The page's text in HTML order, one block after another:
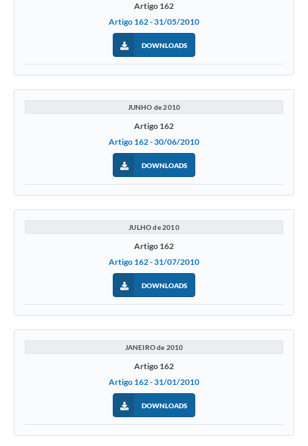
Artigo 162
Artigo 162 - 31/05/2010
DOWNLOADS
JUNHO de 2010
Artigo 162
Artigo 162 - 30/06/2010
DOWNLOADS
JULHO de 2010
Artigo 162
Artigo 162 - 31/07/2010
DOWNLOADS
JANEIRO de 2010
Artigo 162
Artigo 162 - 31/01/2010
DOWNLOADS